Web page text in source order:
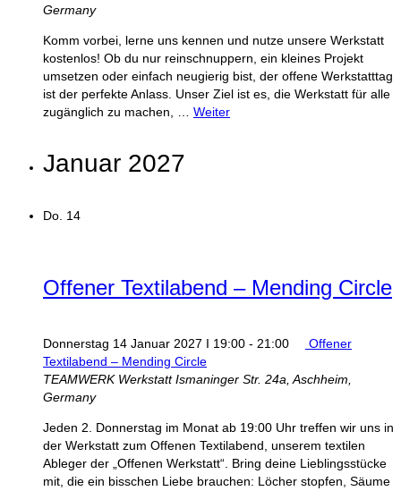
Germany
Komm vorbei, lerne uns kennen und nutze unsere Werkstatt
kostenlos! Ob du nur reinschnuppern, ein kleines Projekt
umsetzen oder einfach neugierig bist, der offene Werkstatttag
ist der perfekte Anlass. Unser Ziel ist es, die Werkstatt für alle
zugänglich zu machen, … Weiter
Januar 2027
Do. 14
Offener Textilabend – Mending Circle
Donnerstag 14 Januar 2027 I 19:00 - 21:00
Offener
Textilabend – Mending Circle
TEAMWERK WerkstattIsmaninger Str. 24a, Aschheim,
Germany
Jeden 2. Donnerstag im Monat ab 19:00 Uhr treffen wir uns in
der Werkstatt zum Offenen Textilabend, unserem textilen
Ableger der „Offenen Werkstatt“. Bring deine Lieblingsstücke
mit, die ein bisschen Liebe brauchen: Löcher stopfen, Säume